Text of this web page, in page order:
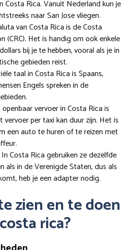
Costa Rica. Vanuit Nederland kun je
naar San Jose vliegen.
van Costa Rica is de Costa
(CRC). Het is handig om ook enkele
bij je te hebben, vooral als je in
gebieden reist.
taal in Costa Rica is Spaans,
Engels spreken in de
vervoer in Costa Rica is
vervoer per taxi kan duur zijn. Het is
een auto te huren of te reizen met
Costa Rica gebruiken ze dezelfde
als in de Verenigde Staten, dus als
heb je een adapter nodig.
zien en te doen
rica?